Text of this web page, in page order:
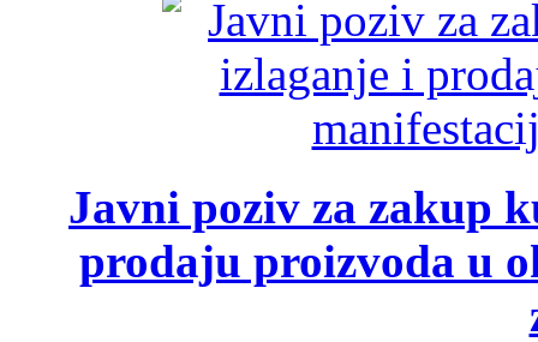
Javni poziv za zakup
prodaju proizvoda u